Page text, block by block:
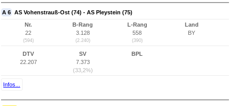
A 6 AS Vohenstrauß-Ost (74) - AS Pleystein (75)
Nr.
22
(594)
B-Rang
3.128
(2.240)
L-Rang
558
(390)
Land
BY
DTV
22.207
SV
7.373
(33,2%)
BPL
Infos...